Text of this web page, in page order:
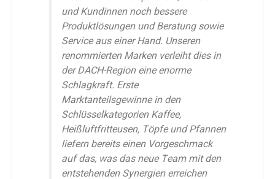
und Kundinnen noch bessere
Produktlösungen und Beratung sowie
Service aus einer Hand. Unseren
renommierten Marken verleiht dies in
der DACH-Region eine enorme
Schlagkraft. Erste
Marktanteilsgewinne in den
Schlüsselkategorien Kaffee,
Heißluftfritteusen, Töpfe und Pfannen
liefern bereits einen Vorgeschmack
auf das, was das neue Team mit den
entstehenden Synergien erreichen